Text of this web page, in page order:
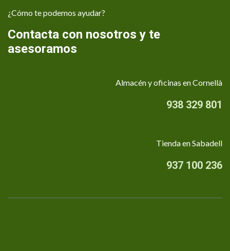
¿Cómo te podemos ayudar?
Contacta con nosotros y te
asesoramos
Almacén y oficinas en Cornellà
938 329 801
Tienda en Sabadell
937 100 236